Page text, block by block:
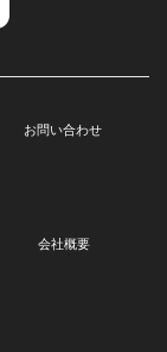
お問い合わせ
会社概要